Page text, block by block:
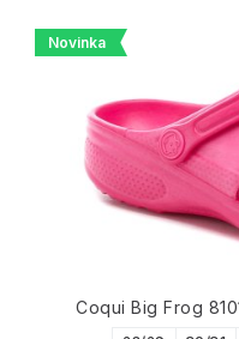
Novinka
Coqui Big Frog